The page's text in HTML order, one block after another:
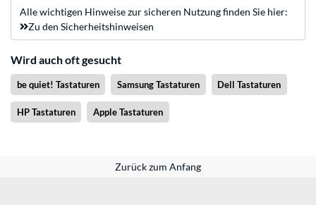
Alle wichtigen Hinweise zur sicheren Nutzung finden Sie hier:
Zu den Sicherheitshinweisen
Wird auch oft gesucht
be quiet! Tastaturen Samsung Tastaturen Dell Tastaturen
HP Tastaturen Apple Tastaturen
Zurück zum Anfang